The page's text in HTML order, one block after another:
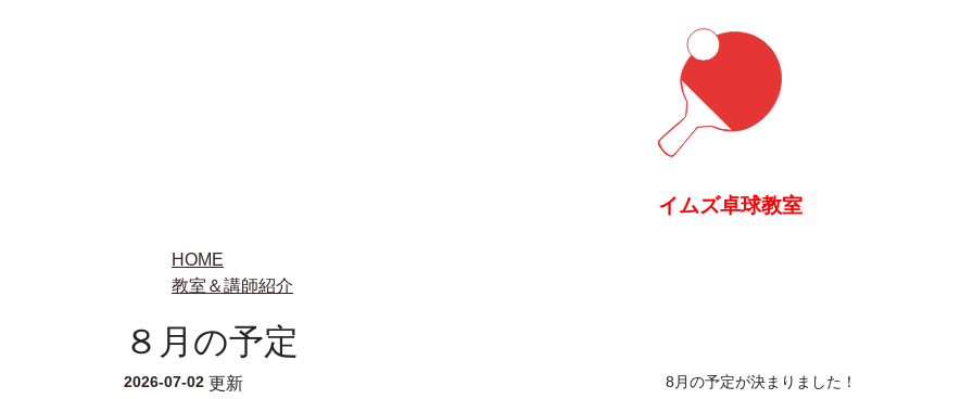
イムズ卓球教室
HOME
教室＆講師紹介
８月の予定
2026-07-02 更新
8月の予定が決まりました！